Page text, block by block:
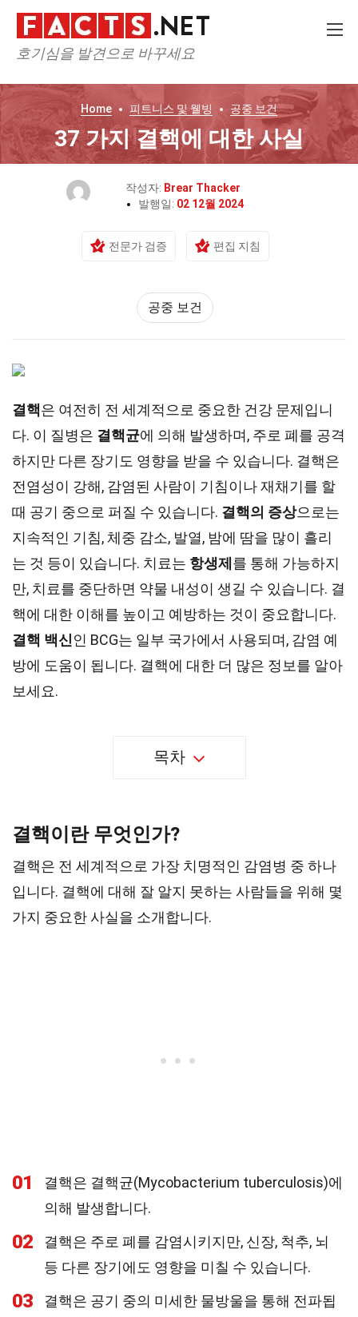
호기심을 발견으로 바꾸세요
Home 피트니스 및 웰빙 공중 보건
37 가지 결핵에 대한 사실
작성자: Brear Thacker
발행일: 02 12월 2024
전문가 검증 편집 지침
공중 보건
결핵은 여전히 전 세계적으로 중요한 건강 문제입니
다. 이 질병은 결핵균에 의해 발생하며, 주로 폐를 공격
하지만 다른 장기도 영향을 받을 수 있습니다. 결핵은
전염성이 강해, 감염된 사람이 기침이나 재채기를 할
때 공기 중으로 퍼질 수 있습니다. 결핵의 증상으로는
지속적인 기침, 체중 감소, 발열, 밤에 땀을 많이 흘리
는 것 등이 있습니다. 치료는 항생제 를 통해 가능하지
만, 치료를 중단하면 약물 내성이 생길 수 있습니다. 결
핵에 대한 이해를 높이고 예방하는 것이 중요합니다.
결핵 백신인 BCG는 일부 국가에서 사용되며, 감염 예
방에 도움이 됩니다. 결핵에 대한 더 많은 정보를 알아
보세요.
목차
결핵이란 무엇인가?
결핵은 전 세계적으로 가장 치명적인 감염병 중 하나
입니다. 결핵에 대해 잘 알지 못하는 사람들을 위해 몇
가지 중요한 사실을 소개합니다.
01
결핵은 결핵균(Mycobacterium tuberculosis)에
의해 발생합니다.
02
결핵은 주로 폐를 감염시키지만, 신장, 척추, 뇌
등 다른 장기에도 영향을 미칠 수 있습니다.
03
결핵은 공기 중의 미세한 물방울을 통해 전파됩